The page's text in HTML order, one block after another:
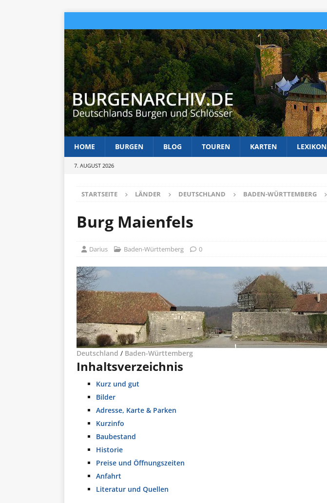
HOME BURGEN BLOG TOUREN KARTEN LEXIKON
7. AUGUST 2026
STARTSEITE LÄNDER DEUTSCHLAND BADEN-WÜRTTEMBERG
Burg Maienfels
Darius Baden-Württemberg 0
Deutschland / Baden-Württemberg
Inhaltsverzeichnis
Kurz und gut
Bilder
Adresse, Karte & Parken
Kurzinfo
Baubestand
Historie
Preise und Öffnungszeiten
Anfahrt
Literatur und Quellen